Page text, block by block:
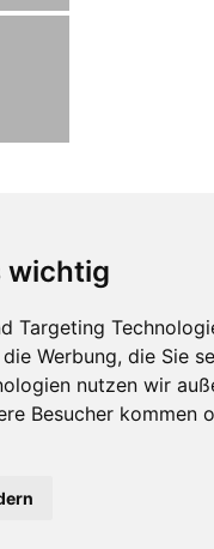
wichtig
Targeting
Werbung, die Sie
nutzen wir
Besucher kommen
aus.